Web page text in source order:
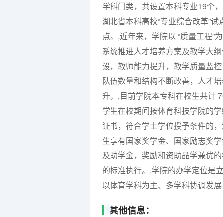
学科门类，共设置本科专业19个
湖北省本科高校“专业综合改革”
点。,近年来，学院以 “质量工程”
系统推进人才培养方案及教学大
设，教师能力提升，教学质量监
队伍数量和结构不断改善，人才
升。,目前学院本专科在校生共计
学生在校期间按体育科技学院的
证书，符合学士学位授予条件的
生享有国家奖学金、国家励志奖
及助学金，奖励和资助品学兼优
的标准执行。,学院的办学定位是
以体育学科为主、多学科协调发
其他信息：